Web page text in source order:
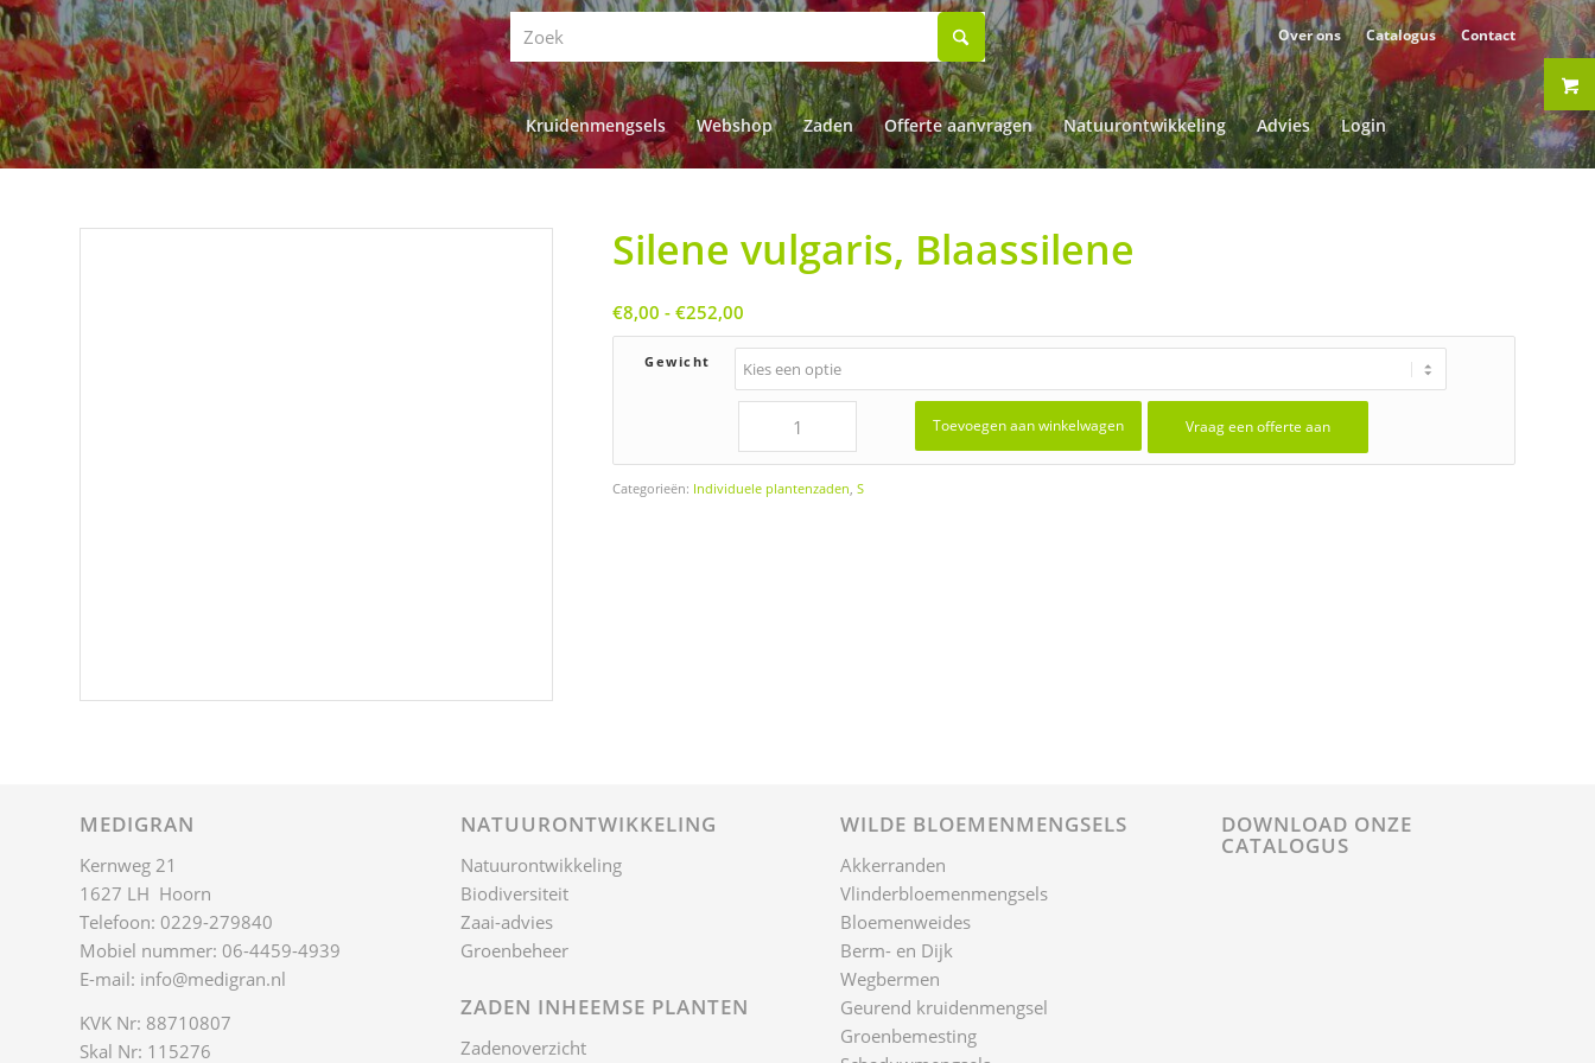
Over ons Catalogus Contact
Kruidenmengsels Webshop Zaden Offerte aanvragen Natuurontwikkeling Advies Login
Silene vulgaris, Blaassilene
€8,00 - €252,00
€8,00
tot
€252,00
Gewicht
Toevoegen aan winkelwagen Vraag een offerte aan
Categorieën: Individuele plantenzaden,S
MEDIGRAN
Kernweg 21
1627 LH Hoorn
Telefoon: 0229-279840
Mobiel nummer: 06-4459-4939
E-mail: info@medigran.nl
KVK Nr: 88710807
Skal Nr: 115276
NATUURONTWIKKELING
Natuurontwikkeling
Biodiversiteit
Zaai-advies
Groenbeheer
ZADEN INHEEMSE PLANTEN
Zadenoverzicht
WILDE BLOEMENMENGSELS
Akkerranden
Vlinderbloemenmengsels
Bloemenweides
Berm- en Dijk
Wegbermen
Geurend kruidenmengsel
Groenbemesting
DOWNLOAD ONZE
CATALOGUS